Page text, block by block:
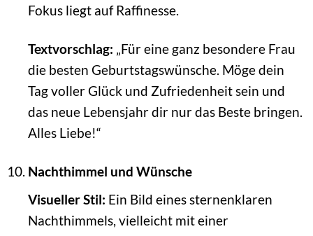
Fokus liegt auf Raffinesse.
Textvorschlag: „Für eine ganz besondere Frau
die besten Geburtstagswünsche. Möge dein
Tag voller Glück und Zufriedenheit sein und
das neue Lebensjahr dir nur das Beste bringen.
Alles Liebe!“
Nachthimmel und Wünsche
Visueller Stil: Ein Bild eines sternenklaren
Nachthimmels, vielleicht mit einer